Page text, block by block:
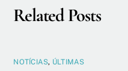
Related Posts
NOTÍCIAS, ÚLTIMAS